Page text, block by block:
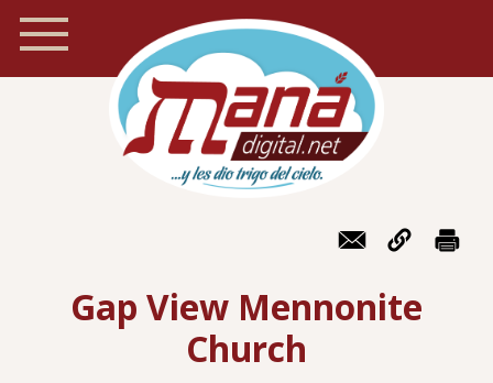
Pasar
contenido
Gap View Mennonite
Church
móvil
Recursos
Localizador de iglesias